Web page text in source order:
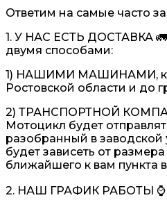
Ответим на самые часто
1. У НАС ЕСТЬ ДОСТАВКА
двумя способами:
1) НАШИМИ МАШИНАМИ,
Ростовской области и до
2) ТРАНСПОРТНОЙ
Мотоцикл будет
разобранный в заводской
будет зависеть от
ближайшего к вам пункта
2. НАШ ГРАФИК РАБОТЫ ⌚️